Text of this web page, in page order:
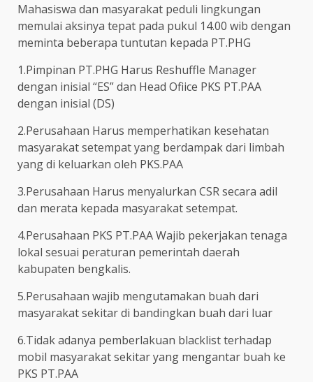
Mahasiswa dan masyarakat peduli lingkungan
memulai aksinya tepat pada pukul 14.00 wib dengan
meminta beberapa tuntutan kepada PT.PHG
1.Pimpinan PT.PHG Harus Reshuffle Manager
dengan inisial “ES” dan Head Ofiice PKS PT.PAA
dengan inisial (DS)
2.Perusahaan Harus memperhatikan kesehatan
masyarakat setempat yang berdampak dari limbah
yang di keluarkan oleh PKS.PAA
3.Perusahaan Harus menyalurkan CSR secara adil
dan merata kepada masyarakat setempat.
4.Perusahaan PKS PT.PAA Wajib pekerjakan tenaga
lokal sesuai peraturan pemerintah daerah
kabupaten bengkalis.
5.Perusahaan wajib mengutamakan buah dari
masyarakat sekitar di bandingkan buah dari luar
6.Tidak adanya pemberlakuan blacklist terhadap
mobil masyarakat sekitar yang mengantar buah ke
PKS PT.PAA